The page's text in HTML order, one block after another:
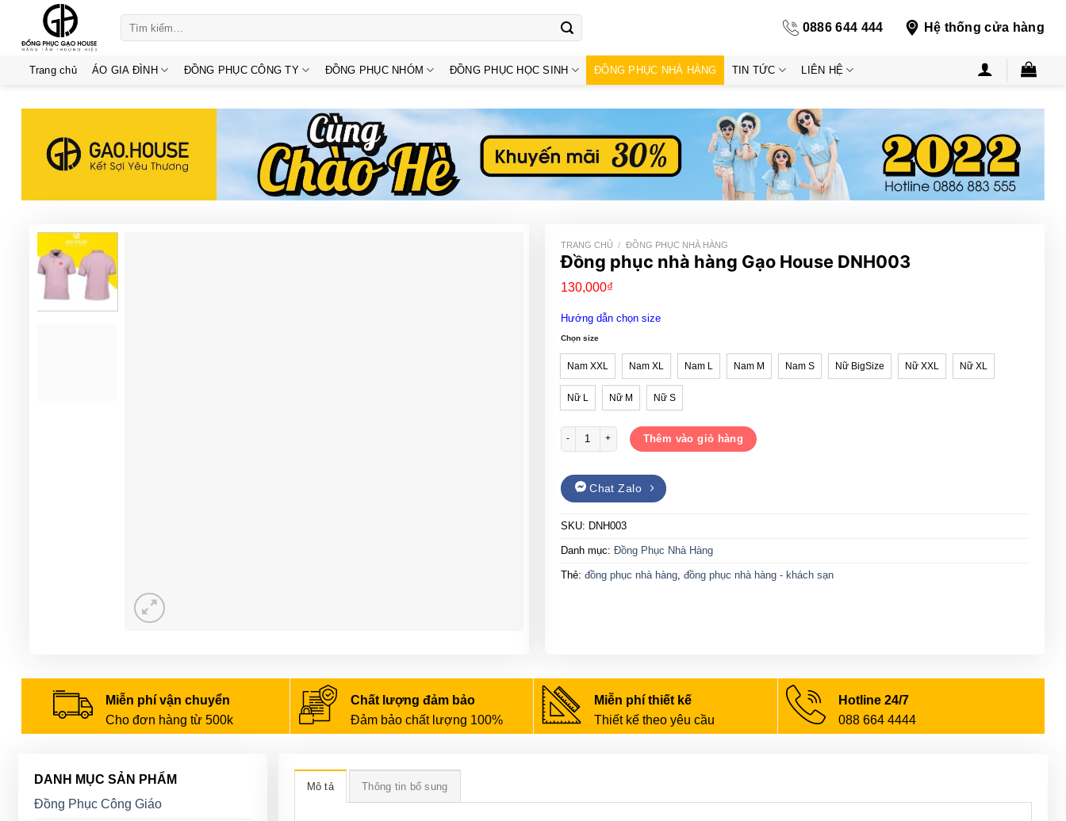
content
0886 644 444 Hệ thống cửa hàng
Trang chủ ÁO GIA ĐÌNH ĐỒNG PHỤC CÔNG TY ĐỒNG PHỤC NHÓM ĐỒNG PHỤC HỌC SINH ĐỒNG PHỤC NHÀ HÀNG TIN TỨC LIÊN HỆ
TRANG CHỦ / ĐỒNG PHỤC NHÀ HÀNG
Đồng phục nhà hàng Gạo House DNH003
130,000₫
Hướng dẫn chọn size
Chọn size
Nam XXL Nam XL Nam L Nam M Nam S Nữ BigSize Nữ XXL Nữ XL
Nữ L Nữ M Nữ S
Đồng phục nhà hàng Gạo House DNH003 số lượng
Thêm vào giỏ hàng
Chat Zalo
SKU: DNH003
Danh mục: Đồng Phục Nhà Hàng
Thẻ: đồng phục nhà hàng, đồng phục nhà hàng - khách sạn
Miễn phí vận chuyển
Cho đơn hàng từ 500k
Chất lượng đảm bảo
Đảm bảo chất lượng 100%
Miễn phí thiết kế
Thiết kế theo yêu cầu
Hotline 24/7
088 664 4444
DANH MỤC SẢN PHẨM
Đồng Phục Công Giáo
Mô tả Thông tin bổ sung